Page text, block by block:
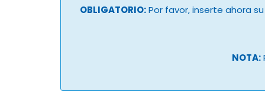
OBLIGATORIO:Por favor, inserte ahora su
NOTA: